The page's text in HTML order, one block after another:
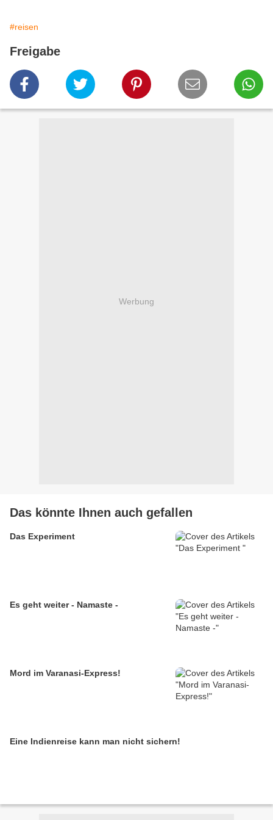
#reisen
Freigabe
Werbung
Das könnte Ihnen auch gefallen
Das Experiment
Es geht weiter - Namaste -
Mord im Varanasi-Express!
Eine Indienreise kann man nicht sichern!